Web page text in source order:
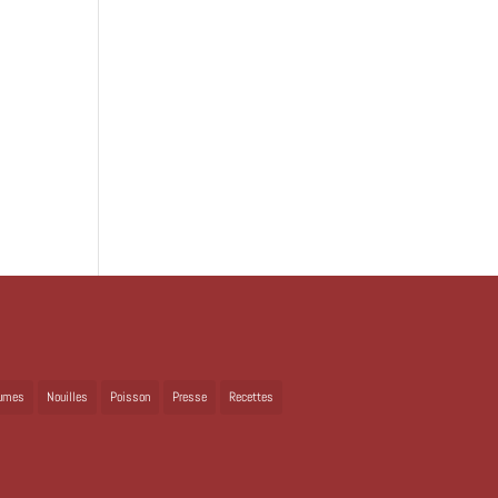
Nouilles Poisson Presse Recettes